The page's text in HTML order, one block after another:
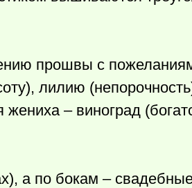
прошвы с
лилию
– виноград
а по бокам –